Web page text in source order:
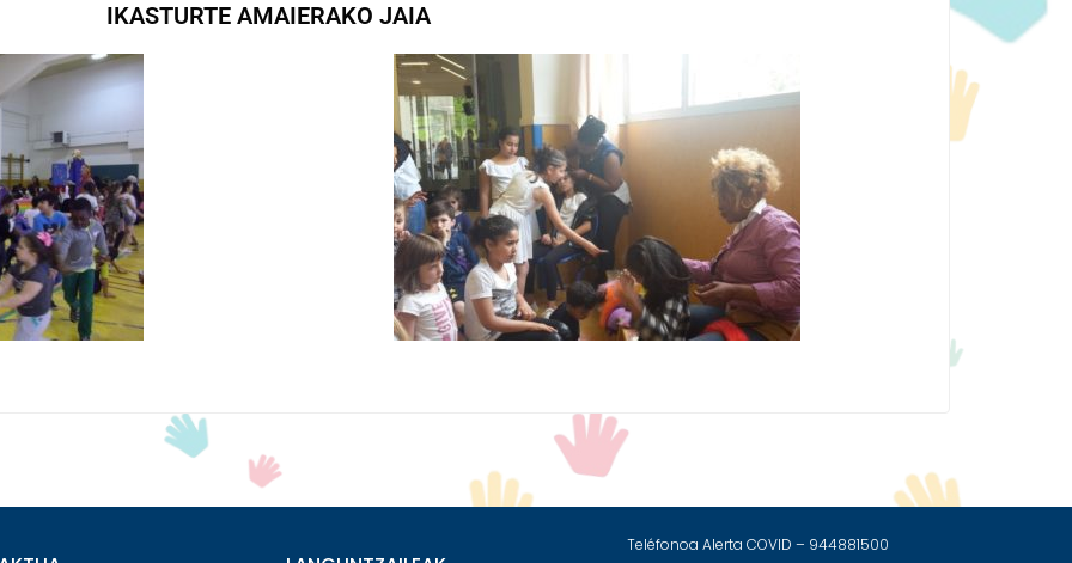
IKASTURTE AMAIERAKO JAIA
Teléfonoa Alerta COVID – 944881500